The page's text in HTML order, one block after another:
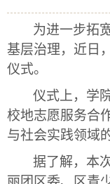
为进一步拓
基层治理， 近日
仪式。
仪式上，学
校地志愿服务合
与社会实践领域
据了解，本